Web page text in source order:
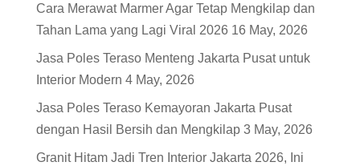
Cara Merawat Marmer Agar Tetap Mengkilap dan
Tahan Lama yang Lagi Viral 2026 16 May, 2026
Jasa Poles Teraso Menteng Jakarta Pusat untuk
Interior Modern 4 May, 2026
Jasa Poles Teraso Kemayoran Jakarta Pusat
dengan Hasil Bersih dan Mengkilap 3 May, 2026
Granit Hitam Jadi Tren Interior Jakarta 2026, Ini